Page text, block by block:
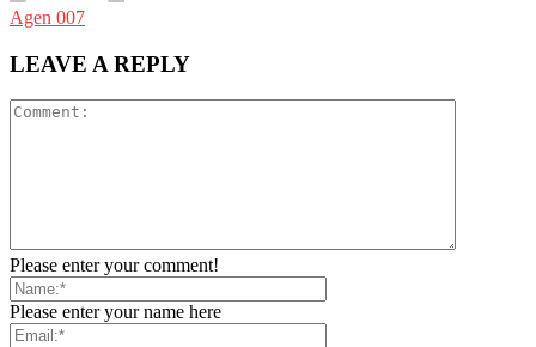
Agen 007
LEAVE A REPLY
Please enter your comment!
Please enter your name here